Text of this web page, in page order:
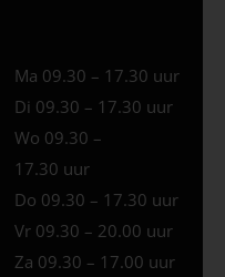
Ma 09.30 – 17.30 uur
Di 09.30 – 17.30 uur
Wo 09.30 –
17.30 uur
Do 09.30 – 17.30 uur
Vr 09.30 – 20.00 uur
Za 09.30 – 17.00 uur